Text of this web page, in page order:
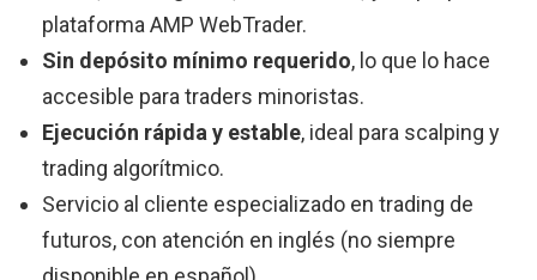
plataforma AMP WebTrader.
Sin depósito mínimo requerido, lo que lo hace
accesible para traders minoristas.
Ejecución rápida y estable, ideal para scalping y
trading algorítmico.
Servicio al cliente especializado en trading de
futuros, con atención en inglés (no siempre